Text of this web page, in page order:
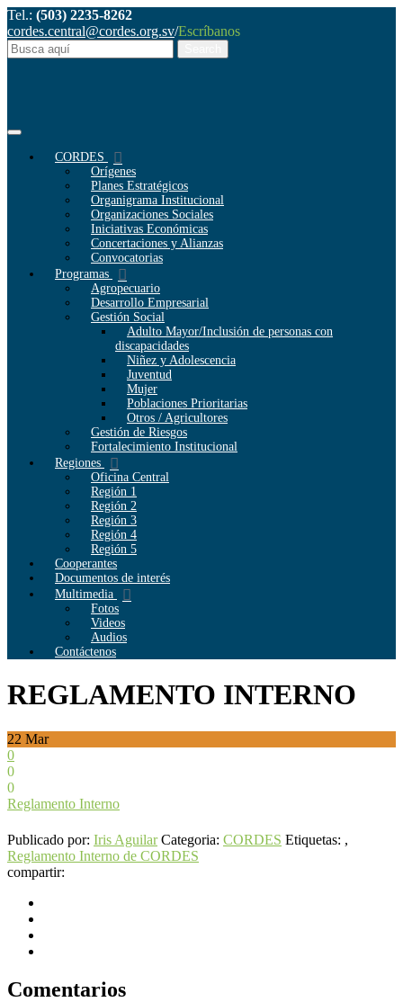
Tel.: (503) 2235-8262
cordes.central@cordes.org.sv/Escríbanos
CORDES
Orígenes
Planes Estratégicos
Organigrama Institucional
Organizaciones Sociales
Iniciativas Económicas
Concertaciones y Alianzas
Convocatorias
Programas
Agropecuario
Desarrollo Empresarial
Gestión Social
Adulto Mayor/Inclusión de personas con
discapacidades
Niñez y Adolescencia
Juventud
Mujer
Poblaciones Prioritarias
Otros / Agricultores
Gestión de Riesgos
Fortalecimiento Institucional
Regiones
Oficina Central
Región 1
Región 2
Región 3
Región 4
Región 5
Cooperantes
Documentos de interés
Multimedia
Fotos
Videos
Audios
Contáctenos
REGLAMENTO INTERNO
22 Mar
0
0
0
Reglamento Interno
Publicado por: Iris Aguilar Categoria: CORDES Etiquetas: ,
Reglamento Interno de CORDES
compartir:
Comentarios